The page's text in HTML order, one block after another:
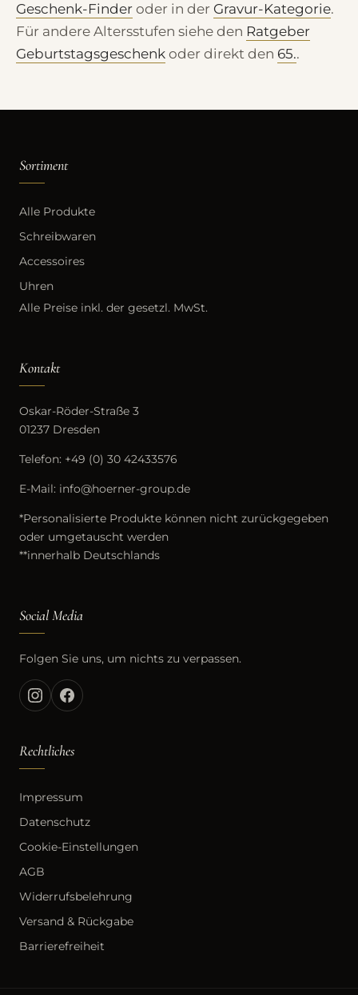
Geschenk-Finder oder in der Gravur-Kategorie.
Für andere Altersstufen siehe den Ratgeber
Geburtstagsgeschenk oder direkt den 65..
Sortiment
Alle Produkte
Schreibwaren
Accessoires
Uhren
Alle Preise inkl. der gesetzl. MwSt.
Kontakt
Oskar-Röder-Straße 3
01237 Dresden
Telefon: +49 (0) 30 42433576
E-Mail: info@hoerner-group.de
*Personalisierte Produkte können nicht zurückgegeben
oder umgetauscht werden
**innerhalb Deutschlands
Social Media
Folgen Sie uns, um nichts zu verpassen.
Rechtliches
Impressum
Datenschutz
Cookie-Einstellungen
AGB
Widerrufsbelehrung
Versand & Rückgabe
Barrierefreiheit